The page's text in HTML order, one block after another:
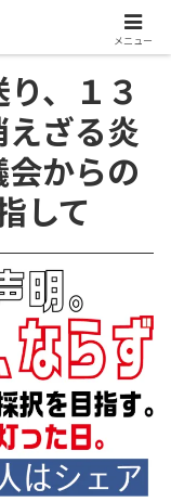
、１３
ざる炎
からの
して
メニュー